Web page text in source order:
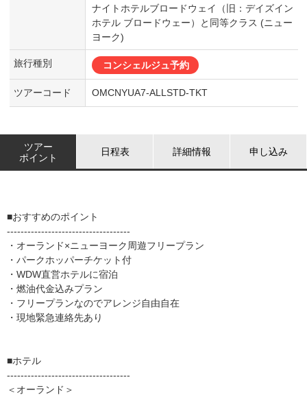
ナイトホテルブロードウェイ（旧：デイズイン
ホテル ブロードウェー）と同等クラス (ニュー
ヨーク)
旅行種別 コンシェルジュ予約
ツアーコード OMCNYUA7-ALLSTD-TKT
ツアー
ポイント
日程表 詳細情報 申し込み
■おすすめのポイント
------------------------------------
・オーランド×ニューヨーク周遊フリープラン
・パークホッパーチケット付
・WDW直営ホテルに宿泊
・燃油代金込みプラン
・フリープランなのでアレンジ自由自在
・現地緊急連絡先あり
■ホテル
------------------------------------
＜オーランド＞